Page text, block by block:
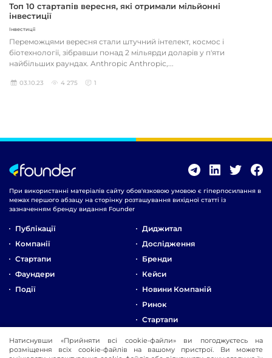
Топ 10 стартапів вересня, які отримали мільйонні
інвестиції
Інвестиції
Переможцями вересня стали штучний інтелект, космос і
біотехнології, зібравши понад 2 мільярди доларів у п'яти
найбільших раундах. Anthropic Anthropic,...
03.10.23 4 275 1
При використанні матеріалів сайту обов'язковою умовою є гіперпосилання в
межах першого абзацу на сторінку розташування вихідної статті із
зазначенням бренду видання Founder
Публікації
Компанії
Стартапи
Фаундери
Події
Диджитал
Дослідження
Бренди
Кейси
Новини Компаній
Ринок
Стартапи
Про Компанію
Натиснувши «Прийняти всі cookie-файли» ви погоджуєтесь на
розміщення всіх cookie-файлів на вашому пристрої. Ви можете